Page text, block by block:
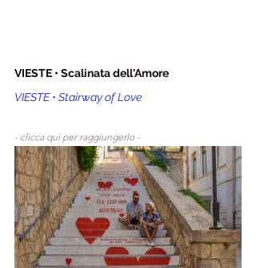
VIESTE • Scalinata dell'Amore
VIESTE • Stairway of Love
- clicca qui per raggiungerlo -